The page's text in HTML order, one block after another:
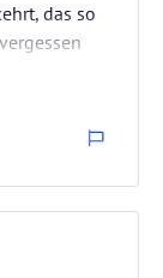
das so
wie in